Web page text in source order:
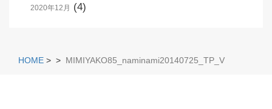
2020年12月 (4)
HOME > > MIMIYAKO85_naminami20140725_TP_V